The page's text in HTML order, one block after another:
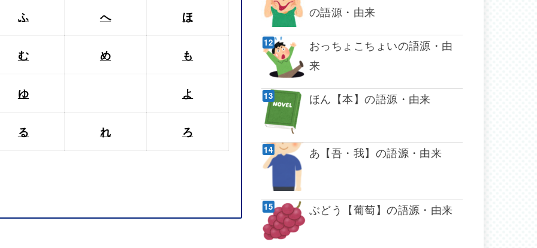
ふ へ ほ
む め も
ゆ よ
る れ ろ
の語源・由来
おっちょこちょいの語源・由
来
ほん【本】の語源・由来
あ【吾・我】の語源・由来
ぶどう【葡萄】の語源・由来